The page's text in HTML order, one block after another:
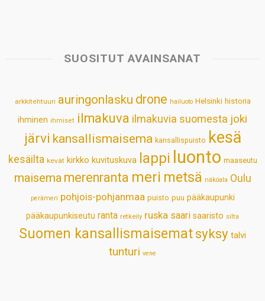
s
p
b
k
e
n
e
s
t
l
SUOSITUT AVAINSANAT
arkkitehtuuri auringonlasku drone hailuoto Helsinki historia
ihminen ihmiset ilmakuva ilmakuvia suomesta joki
järvi kansallismaisema kansallispuisto kesä
kesäilta kevät kirkko kuvituskuva lappi luonto maaseutu
maisema merenranta meri metsä näköala Oulu
perämeri pohjois-pohjanmaa puisto puu pääkaupunki
pääkaupunkiseutu ranta retkeily ruska saari saaristo silta
Suomen kansallismaisematsyksy talvi
tunturi vene